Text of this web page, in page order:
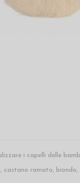
i capelli delle
ramato, biondo,